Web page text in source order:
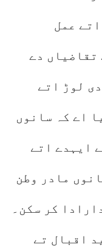
عمل
تقاضیاں دے
لوڑ اتے
اے کہ سانوں
ایہدے اتے
مادر وطن
کر سکن۔
اقبال تے